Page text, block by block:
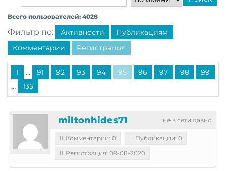
Всего пользователей: 4028
Фильтр по: Активности
Публикациям
Комментарии
Регистрация
1 ... 91 92 93 94 95 96 97 98 99
... 135
не в сети давно
miltonhides71
Комментарии: 0
Публикации: 0
Регистрация: 09-08-2020